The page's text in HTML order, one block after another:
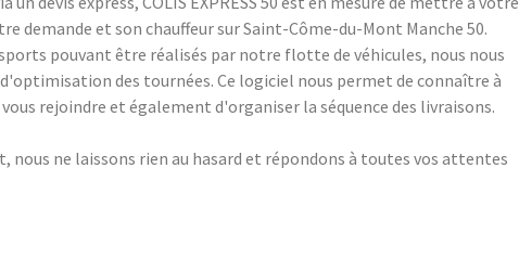
demande et son chauffeur sur Saint-Côme-du-Mont Manche 50.
pouvant être réalisés par notre flotte de véhicules, nous nous
des tournées. Ce logiciel nous permet de connaître à
rejoindre et également d'organiser la séquence des livraisons.
ne laissons rien au hasard et répondons à toutes vos attentes